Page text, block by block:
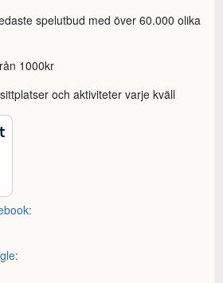
spelutbud med över 60.000 olika
1000kr
och aktiviteter varje kväll